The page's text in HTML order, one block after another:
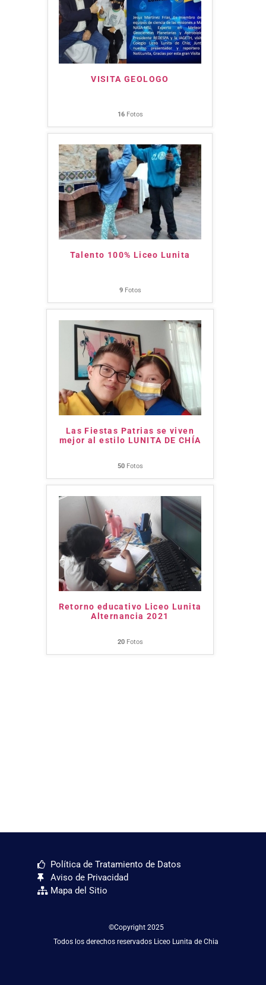
VISITA GEOLOGO
16Fotos
Talento 100% Liceo Lunita
9Fotos
Las Fiestas Patrias se viven
mejor al estilo LUNITA DE CHÍA
50Fotos
Retorno educativo Liceo Lunita
Alternancia 2021
20Fotos
Política de Tratamiento de Datos
Aviso de Privacidad
Mapa del Sitio
©Copyright 2025
Todos los derechos reservados Liceo Lunita de Chia